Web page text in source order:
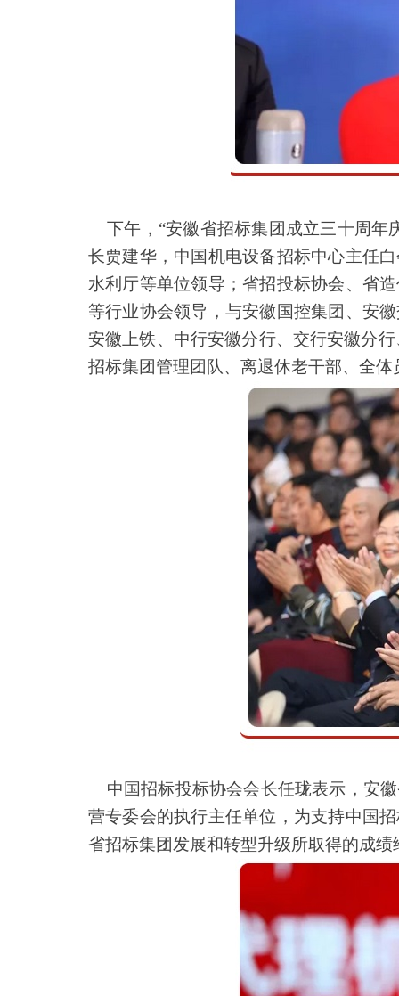
下午，“安徽省招标集团成立三十周年
长贾建华，中国机电设备招标中心主任
水利厅等单位领导；省招投标协会、省
等行业协会领导，与安徽国控集团、安
安徽上铁、中行安徽分行、交行安徽分
招标集团管理团队、离退休老干部、全
中国招标投标协会会长任珑表示，安
营专委会的执行主任单位，为支持中国
省招标集团发展和转型升级所取得的成绩